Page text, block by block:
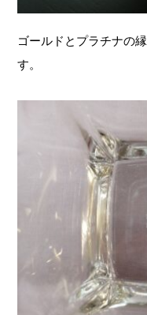
ゴールドとプラチナの
す。